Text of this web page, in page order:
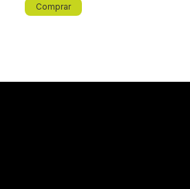
Comprar